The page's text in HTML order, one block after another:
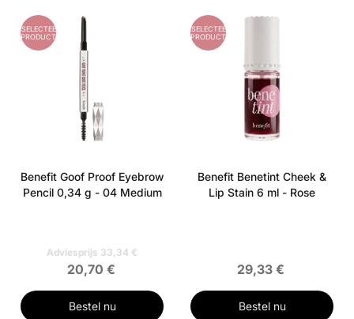
GESELECTEERD
PRODUCT
Benefit Goof Proof Eyebrow
Pencil 0,34 g - 04 Medium
Adviesprijs 33,34 €
20,70 €
Bestel nu
GESELECTEERD
PRODUCT
Benefit Benetint Cheek &
Lip Stain 6 ml - Rose
29,33 €
Bestel nu